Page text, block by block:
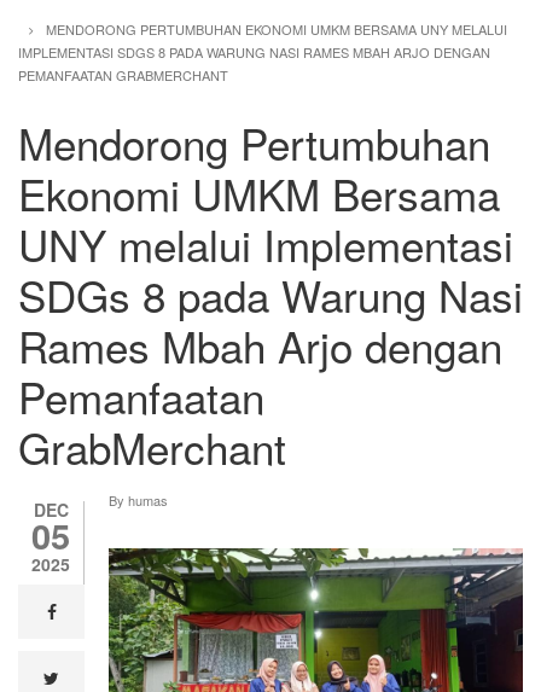
MENDORONG PERTUMBUHAN EKONOMI UMKM BERSAMA UNY MELALUI
IMPLEMENTASI SDGS 8 PADA WARUNG NASI RAMES MBAH ARJO DENGAN
PEMANFAATAN GRABMERCHANT
Mendorong Pertumbuhan
Ekonomi UMKM Bersama
UNY melalui Implementasi
SDGs 8 pada Warung Nasi
Rames Mbah Arjo dengan
Pemanfaatan
GrabMerchant
DEC
05
2025
facebook
By humas